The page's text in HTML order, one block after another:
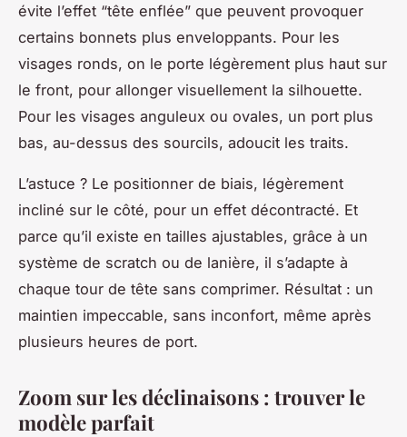
évite l’effet “tête enflée” que peuvent provoquer
certains bonnets plus enveloppants. Pour les
visages ronds, on le porte légèrement plus haut sur
le front, pour allonger visuellement la silhouette.
Pour les visages anguleux ou ovales, un port plus
bas, au-dessus des sourcils, adoucit les traits.
L’astuce ? Le positionner de biais, légèrement
incliné sur le côté, pour un effet décontracté. Et
parce qu’il existe en tailles ajustables, grâce à un
système de scratch ou de lanière, il s’adapte à
chaque tour de tête sans comprimer. Résultat : un
maintien impeccable, sans inconfort, même après
plusieurs heures de port.
Zoom sur les déclinaisons : trouver le
modèle parfait